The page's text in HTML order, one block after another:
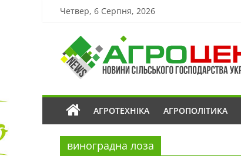
Четвер, 6 Серпня, 2026
АГРОТЕХНІКА АГРОПОЛІТИКА
виноградна лоза